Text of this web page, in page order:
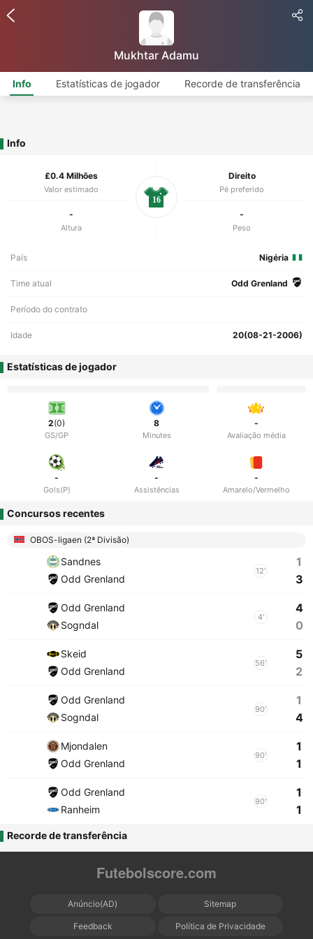
Mukhtar Adamu
Info Estatísticas de jogador Recorde de transferência
Info
£0.4 Milhões
Valor estimado
Direito
Pé preferido
-
Altura
-
Peso
16
País Nigéria
Time atual Odd Grenland
Período do contrato
Idade 20(08-21-2006)
Estatísticas de jogador
2(0)
GS/GP
8
Minutes
-
Avaliação média
-
Gols(P)
-
Assistências
-
Amarelo/Vermelho
Concursos recentes
OBOS-ligaen (2ª Divisão)
Sandnes
Odd Grenland
12'
1
3
Odd Grenland
Sogndal
4'
4
0
Skeid
Odd Grenland
56'
5
2
Odd Grenland
Sogndal
90'
1
4
Mjondalen
Odd Grenland
90'
1
1
Odd Grenland
Ranheim
90'
1
1
Recorde de transferência
Futebolscore.com
Anúncio(AD) Sitemap
Feedback Política de Privacidade